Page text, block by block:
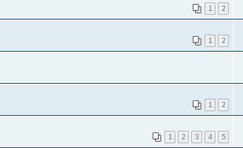
1 2
1 2
1 2
1 2 3 4 5